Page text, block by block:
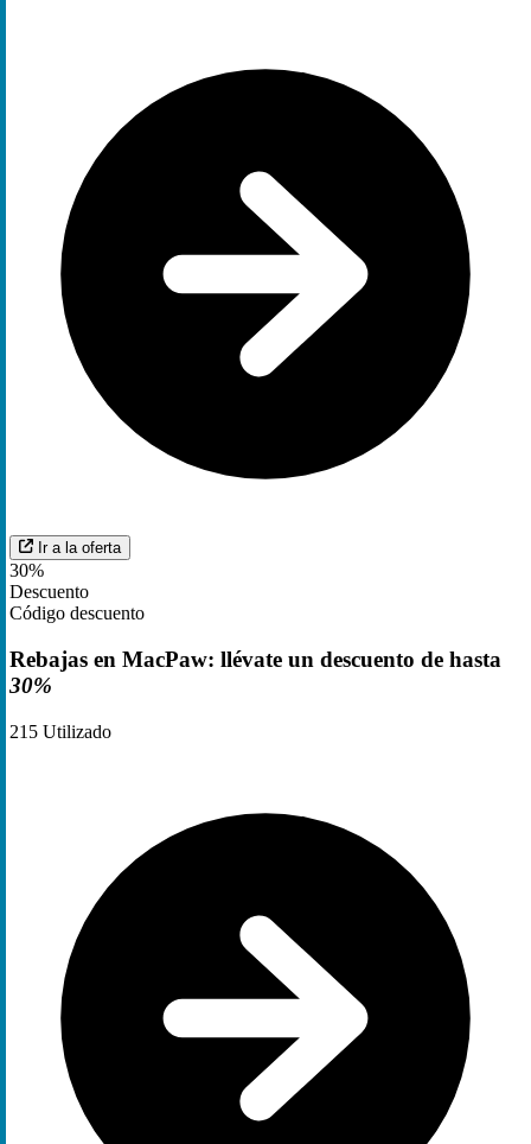
Ir a la oferta
30%
Descuento
Código descuento
Rebajas en MacPaw: llévate un descuento de hasta
30%
215 Utilizado